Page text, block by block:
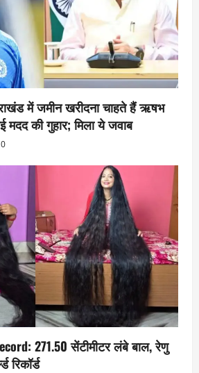
में जमीन खरीदना चाहते हैं ऋषभ
मदद की गुहार; मिला ये जवाब
0
271.50 सेंटीमीटर लंबे बाल, रेणु
रिकॉर्ड